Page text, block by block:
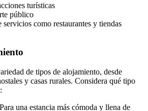
turísticas
público
como restaurantes y tiendas
de tipos de alojamiento, desde
y casas rurales. Considera qué tipo
Para una estancia más cómoda y llena de